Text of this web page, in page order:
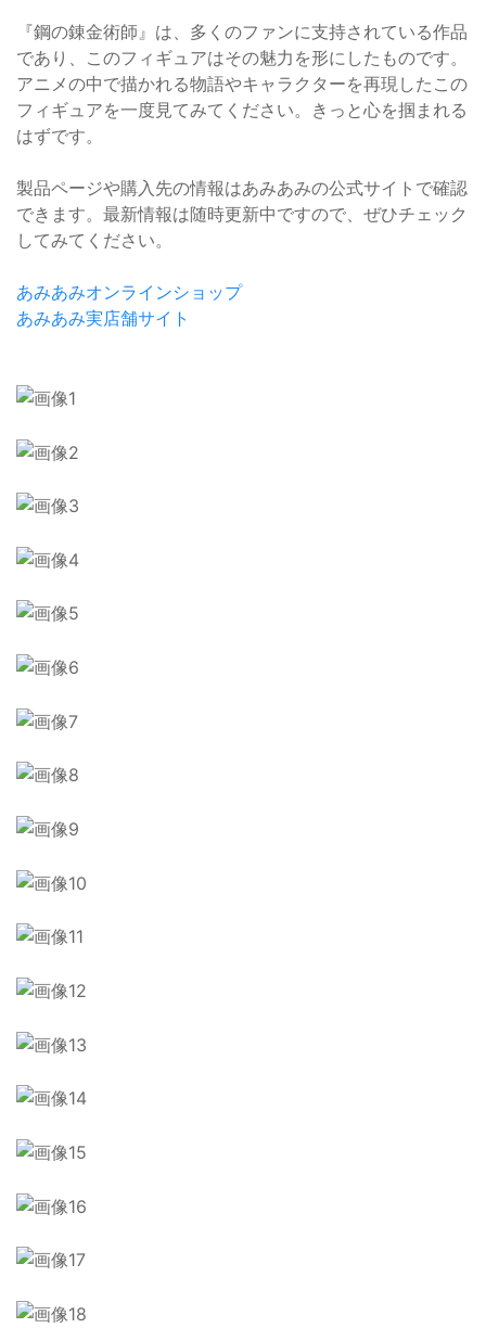
『鋼の錬金術師』は、多くのファンに支持されている作品
であり、このフィギュアはその魅力を形にしたものです。
アニメの中で描かれる物語やキャラクターを再現したこの
フィギュアを一度見てみてください。きっと心を掴まれる
はずです。
製品ページや購入先の情報はあみあみの公式サイトで確認
できます。最新情報は随時更新中ですので、ぜひチェック
してみてください。
あみあみオンラインショップ
あみあみ実店舗サイト